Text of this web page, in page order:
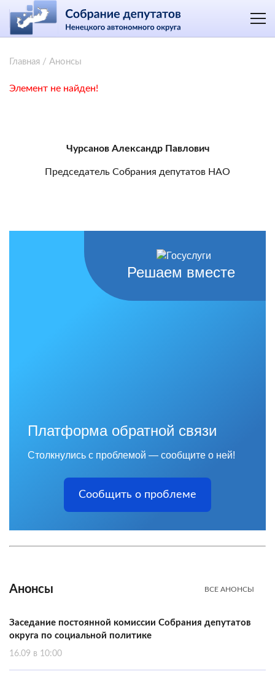
Главная / Анонсы
Элемент не найден!
Чурсанов Александр Павлович
Председатель Собрания депутатов НАО
Решаем вместе
Платформа обратной связи
Столкнулись с проблемой — сообщите о ней!
Сообщить о проблеме
Анонсы ВСЕ АНОНСЫ
Заседание постоянной комиссии Собрания депутатов
округа по социальной политике
16.09 в 10:00